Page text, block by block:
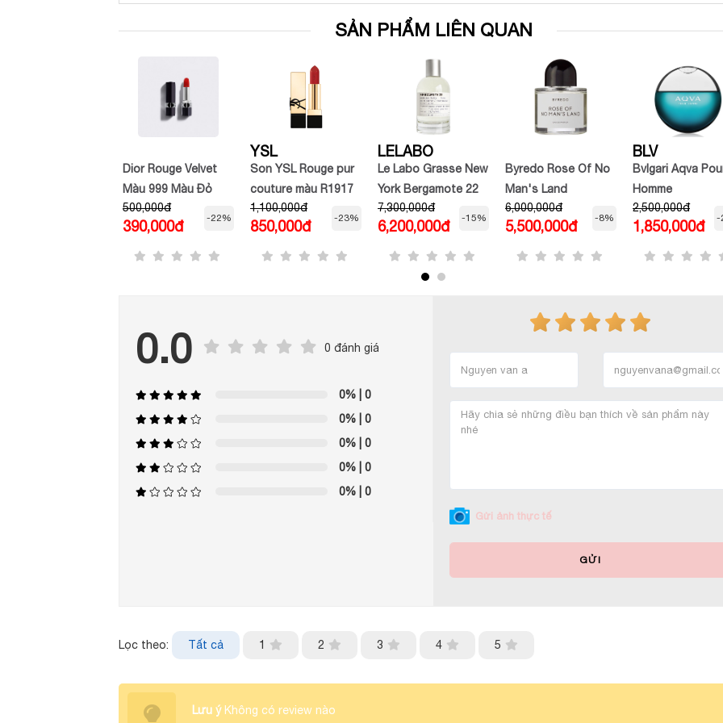
SẢN PHẨM LIÊN QUAN
Dior Rouge Velvet
Màu 999 Màu Đỏ
Tươi Mini unbox
500,000đ
390,000đ
-22%
YSL
Son YSL Rouge pur
couture màu R1917
Rouge Provocation
1,100,000đ
850,000đ
-23%
LELABO
Le Labo Grasse New
York Bergamote 22
EDP
7,300,000đ
6,200,000đ
-15%
Byredo Rose Of No
Man's Land
6,000,000đ
5,500,000đ
-8%
BLV
Bvlgari Aqva
Homme
2,500,000đ
1,850,000đ
-
0.0 0 đánh giá
0% | 0
0% | 0
0% | 0
0% | 0
0% | 0
Gửi ảnh thực tế
GỬI
Lọc theo: Tất cả 1 2 3 4 5
Lưu ýKhông có review nào